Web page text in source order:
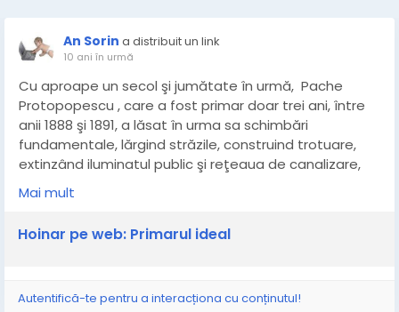
An Sorin a distribuit un link
10 ani în urmă
Cu aproape un secol şi jumătate în urmă, Pache
Protopopescu , care a fost primar doar trei ani, între
anii 1888 şi 1891, a lăsat în urma sa schimbări
fundamentale, lărgind străzile, construind trotuare,
extinzând iluminatul public şi reţeaua de canalizare,
introducând telefonul public, deschizând noi linii de
tramvai cu cai, înfiinţând prima staţie de salvare
Mai mult
Hoinar pe web: Primarul ideal
Autentifică-te pentru a interacționa cu conținutul!